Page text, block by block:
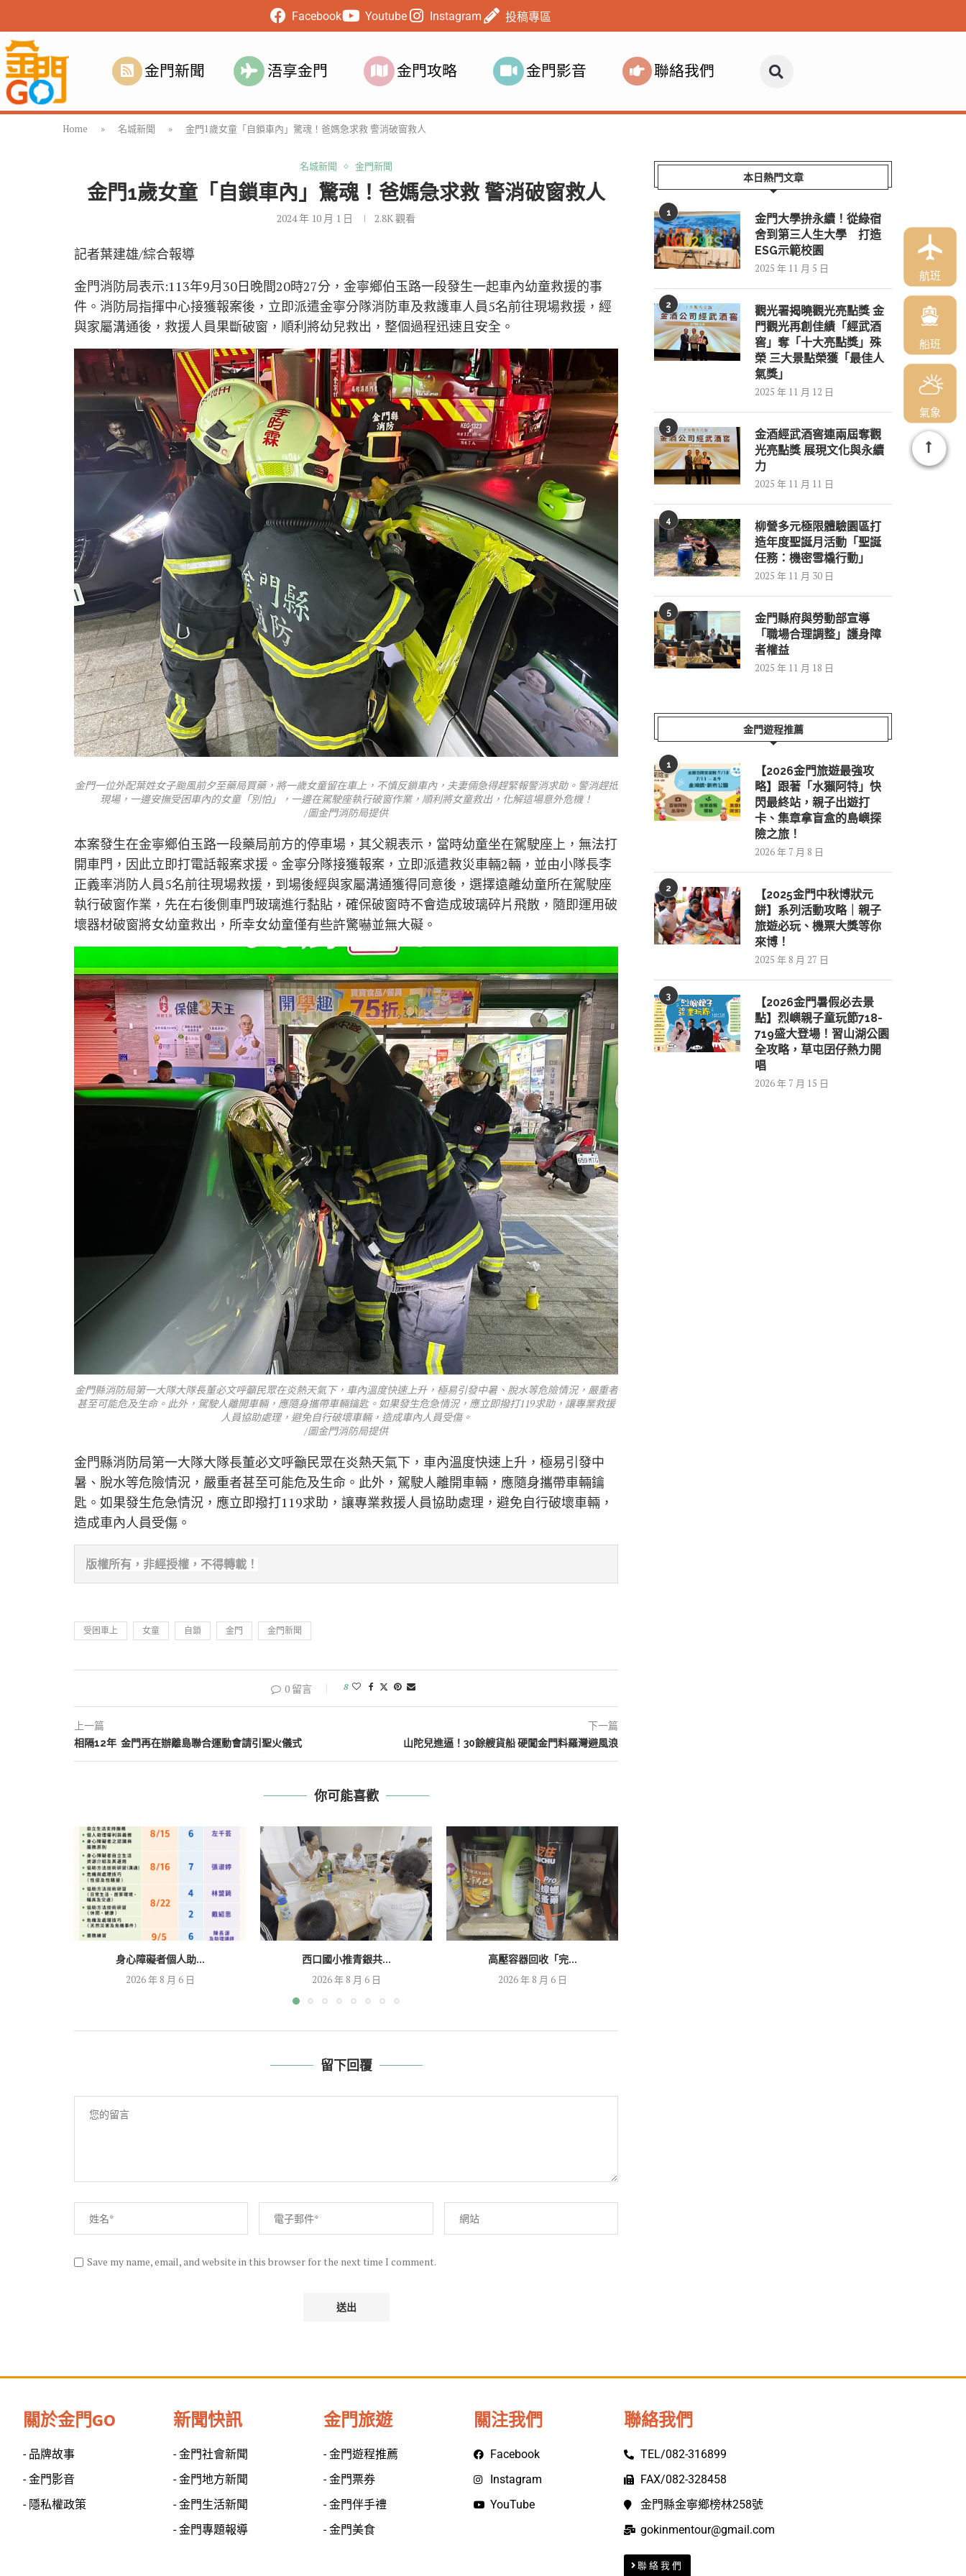
Facebook Youtube Instagram 投稿專區
金門新聞 浯享金門 金門攻略 金門影音 聯絡我們
Home » 名城新聞 » 金門1歲女童「自鎖車內」驚魂！爸媽急求救 警消破窗救人
名城新聞 金門新聞
金門1歲女童「自鎖車內」驚魂！爸媽急求救 警消破窗救人
2024 年 10 月 1 日 2.8K觀看
記者葉建雄/綜合報導
金門消防局表示:113年9月30日晚間20時27分，金寧鄉伯玉路一段發生一起車內幼童救援的事
件。消防局指揮中心接獲報案後，立即派遣金寧分隊消防車及救護車人員5名前往現場救援，經
與家屬溝通後，救援人員果斷破窗，順利將幼兒救出，整個過程迅速且安全。
金門一位外配葉姓女子颱風前夕至藥局買藥，將一歲女童留在車上，不慎反鎖車內，夫妻倆急得趕緊報警消求助。警消趕抵
現場，一邊安撫受困車內的女童「別怕」，一邊在駕駛座執行破窗作業，順利將女童救出，化解這場意外危機！
/圖金門消防局提供
本案發生在金寧鄉伯玉路一段藥局前方的停車場，其父親表示，當時幼童坐在駕駛座上，無法打
開車門，因此立即打電話報案求援。金寧分隊接獲報案，立即派遣救災車輛2輛，並由小隊長李
正義率消防人員5名前往現場救援，到場後經與家屬溝通獲得同意後，選擇遠離幼童所在駕駛座
執行破窗作業，先在右後側車門玻璃進行黏貼，確保破窗時不會造成玻璃碎片飛散，隨即運用破
壞器材破窗將女幼童救出，所幸女幼童僅有些許驚嚇並無大礙。
金門縣消防局第一大隊大隊長董必文呼籲民眾在炎熱天氣下，車內溫度快速上升，極易引發中暑、脫水等危險情況，嚴重者
甚至可能危及生命。此外，駕駛人離開車輛，應隨身攜帶車輛鑰匙。如果發生危急情況，應立即撥打119求助，讓專業救援
人員協助處理，避免自行破壞車輛，造成車內人員受傷。
/圖金門消防局提供
金門縣消防局第一大隊大隊長董必文呼籲民眾在炎熱天氣下，車內溫度快速上升，極易引發中
暑、脫水等危險情況，嚴重者甚至可能危及生命。此外，駕駛人離開車輛，應隨身攜帶車輛鑰
匙。如果發生危急情況，應立即撥打119求助，讓專業救援人員協助處理，避免自行破壞車輛，
造成車內人員受傷。
版權所有，非經授權，不得轉載！
受困車上 女童 自鎖 金門 金門新聞
0 留言 8
上一篇
相隔12年 金門再在辦離島聯合運動會請引聖火儀式
下一篇
山陀兒進逼！30餘艘貨船 硬闖金門料羅灣避風浪
你可能喜歡
身心障礙者個人助...
2026 年 8 月 6 日
西口國小推青銀共...
2026 年 8 月 6 日
高壓容器回收「完...
2026 年 8 月 6 日
留下回覆
Save my name, email, and website in this browser for the next time I comment.
本日熱門文章
1
金門大學拚永續！從綠宿
舍到第三人生大學 打造
ESG示範校園
2025 年 11 月 5 日
2
觀光署揭曉觀光亮點獎 金
門觀光再創佳績「經武酒
窖」奪「十大亮點獎」殊
榮 三大景點榮獲「最佳人
氣獎」
2025 年 11 月 12 日
3
金酒經武酒窖連兩屆奪觀
光亮點獎 展現文化與永續
力
2025 年 11 月 11 日
4
柳營多元極限體驗園區打
造年度聖誕月活動「聖誕
任務：機密雪橇行動」
2025 年 11 月 30 日
5
金門縣府與勞動部宣導
「職場合理調整」護身障
者權益
2025 年 11 月 18 日
金門遊程推薦
1
【2026金門旅遊最強攻
略】跟著「水獺阿特」快
閃最終站，親子出遊打
卡、集章拿盲盒的島嶼探
險之旅！
2026 年 7 月 8 日
2
【2025金門中秋博狀元
餅】系列活動攻略｜親子
旅遊必玩、機票大獎等你
來博！
2025 年 8 月 27 日
3
【2026金門暑假必去景
點】烈嶼親子童玩節718-
719盛大登場！習山湖公園
全攻略，草屯囝仔熱力開
唱
2026 年 7 月 15 日
關於金門GO
- 品牌故事
- 金門影音
- 隱私權政策
新聞快訊
- 金門社會新聞
- 金門地方新聞
- 金門生活新聞
- 金門專題報導
金門旅遊
- 金門遊程推薦
- 金門票券
- 金門伴手禮
- 金門美食
關注我們
Facebook
Instagram
YouTube
聯絡我們
TEL/082-316899
FAX/082-328458
金門縣金寧鄉榜林258號
gokinmentour@gmail.com
聯絡我們
航班
船班
氣象